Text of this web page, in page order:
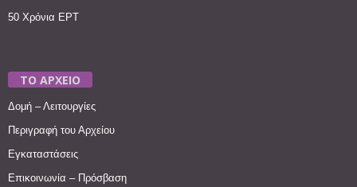
50 Χρόνια ΕΡΤ
ΤΟ ΑΡΧΕΙΟ
Δομή – Λειτουργίες
Περιγραφή του Αρχείου
Εγκαταστάσεις
Επικοινωνία – Πρόσβαση